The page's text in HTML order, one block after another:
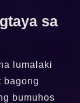
sa
lumalaki
bagong
bumuhos